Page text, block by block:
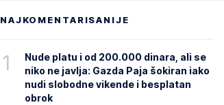
NAJKOMENTARISANIJE
1
Nude platu i od 200.000 dinara, ali se
niko ne javlja: Gazda Paja šokiran iako
nudi slobodne vikende i besplatan
obrok